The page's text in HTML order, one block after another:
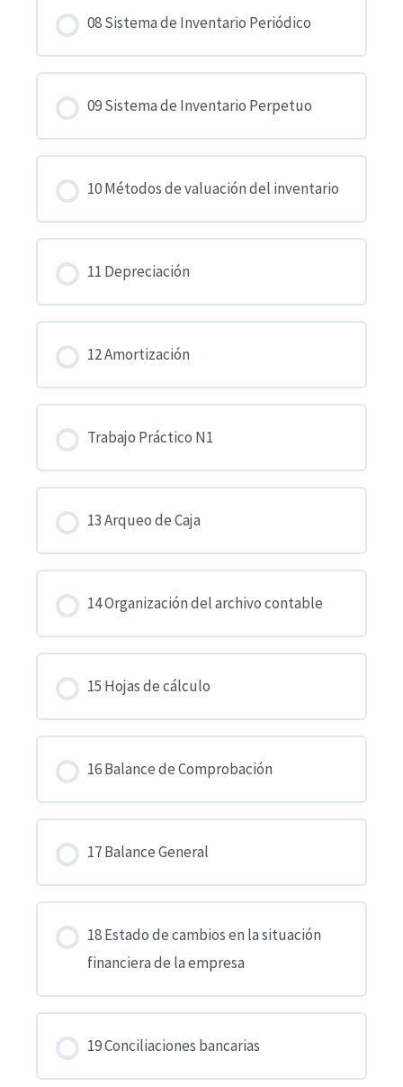
08 Sistema de Inventario Periódico
09 Sistema de Inventario Perpetuo
10 Métodos de valuación del inventario
11 Depreciación
12 Amortización
Trabajo Práctico N1
13 Arqueo de Caja
14 Organización del archivo contable
15 Hojas de cálculo
16 Balance de Comprobación
17 Balance General
18 Estado de cambios en la situación
financiera de la empresa
19 Conciliaciones bancarias